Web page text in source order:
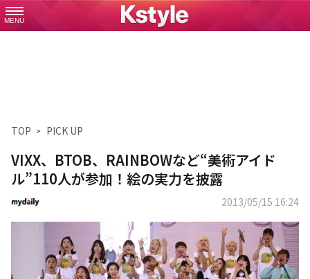
MENU
TOP PICK UP
VIXX、BTOB、RAINBOWなど“美術アイド
ル”110人が参加！絵の実力を披露
2013/05/15 16:24